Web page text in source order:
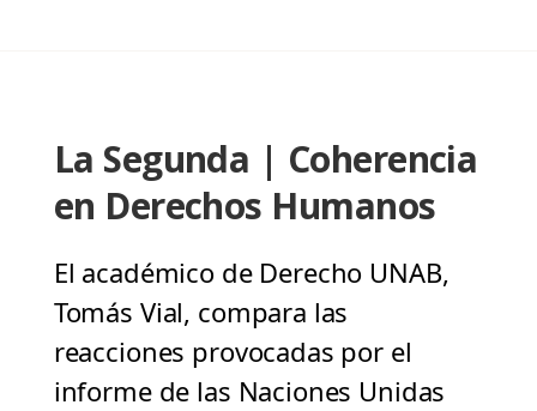
La Segunda | Coherencia
en Derechos Humanos
El académico de Derecho UNAB,
Tomás Vial, compara las
reacciones provocadas por el
informe de las Naciones Unidas